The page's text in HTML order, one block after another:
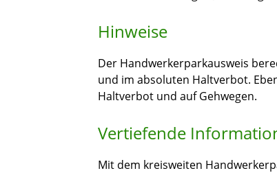
Hinweise
Der Handwerkerparkausweis
und im absoluten Haltverbot.
Haltverbot und auf Gehwegen.
Vertiefende
Mit dem kreisweiten